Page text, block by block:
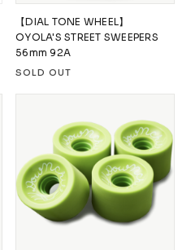
【DIAL TONE WHEEL】
OYOLA'S STREET SWEEPERS
56mm 92A
SOLD OUT